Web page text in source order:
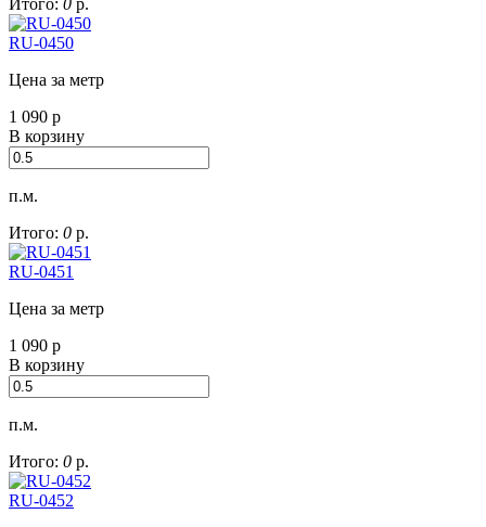
Итого: 0 р.
RU-0450
Цена за метр
1 090 р
В корзину
п.м.
Итого: 0 р.
RU-0451
Цена за метр
1 090 р
В корзину
п.м.
Итого: 0 р.
RU-0452